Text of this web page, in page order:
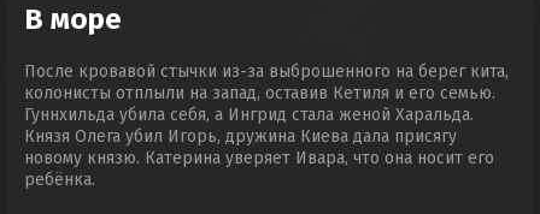
В море
После кровавой стычки из-за выброшенного на берег кита,
колонисты отплыли на запад, оставив Кетиля и его семью.
Гуннхильда убила себя, а Ингрид стала женой Харальда.
Князя Олега убил Игорь, дружина Киева дала присягу
новому князю. Катерина уверяет Ивара, что она носит его
ребёнка.